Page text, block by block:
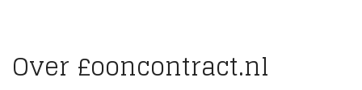
Over £ooncontract.nl